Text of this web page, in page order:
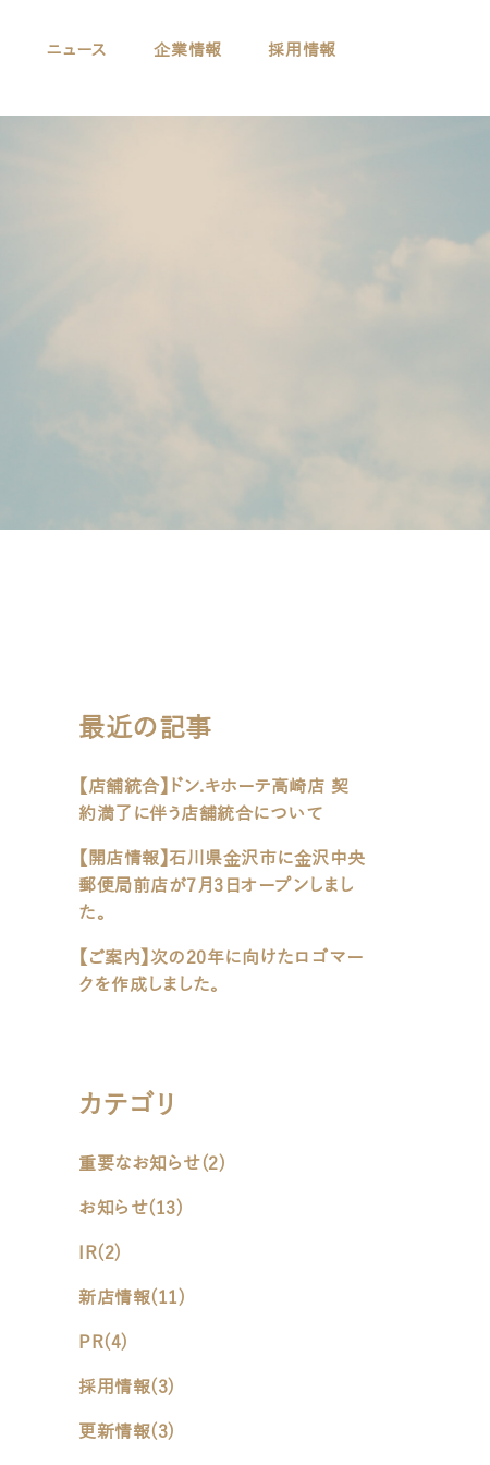
ニュース 企業情報 採用情報
最近の記事
【店舗統合】ドン.キホーテ高崎店 契
約満了に伴う店舗統合について
【開店情報】石川県金沢市に金沢中央
郵便局前店が7月3日オープンしまし
た。
【ご案内】次の20年に向けたロゴマー
クを作成しました。
カテゴリ
重要なお知らせ(2)
お知らせ(13)
IR(2)
新店情報(11)
PR(4)
採用情報(3)
更新情報(3)